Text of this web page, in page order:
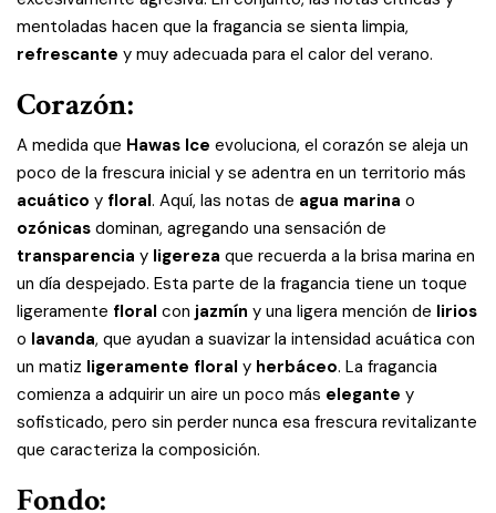
mentoladas hacen que la fragancia se sienta limpia,
refrescante y muy adecuada para el calor del verano.
Corazón:
A medida que Hawas Ice evoluciona, el corazón se aleja un
poco de la frescura inicial y se adentra en un territorio más
acuático y floral. Aquí, las notas de agua marina o
ozónicas dominan, agregando una sensación de
transparencia y ligereza que recuerda a la brisa marina en
un día despejado. Esta parte de la fragancia tiene un toque
ligeramente floral con jazmín y una ligera mención de lirios
o lavanda, que ayudan a suavizar la intensidad acuática con
un matiz ligeramente floral y herbáceo. La fragancia
comienza a adquirir un aire un poco más elegante y
sofisticado, pero sin perder nunca esa frescura revitalizante
que caracteriza la composición.
Fondo: